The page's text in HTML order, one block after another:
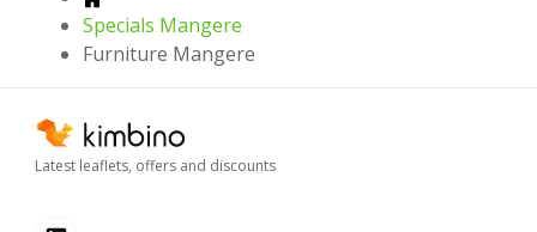
Specials Mangere
Furniture Mangere
Latest leaflets, offers and discounts